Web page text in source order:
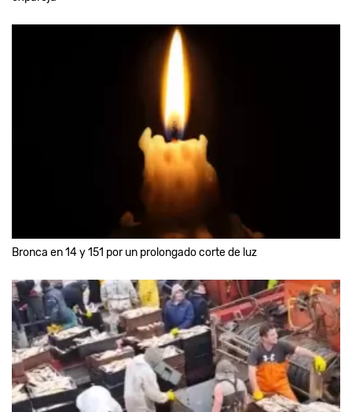
Bronca en 14 y 151 por un prolongado corte de luz